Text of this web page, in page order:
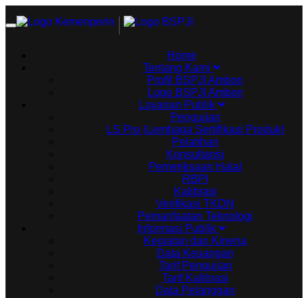
Toggle
Home
Tentang Kami
Profil BSPJI Ambon
Logo BSPJI Ambon
Layanan Publik
Pengujian
LS Pro (Lembaga Sertifikasi Produk)
Pelatihan
Konsultansi
Pemeriksaan Halal
RBPI
Kalibrasi
Verifikasi TKDN
Pemanfaatan Teknologi
Informasi Publik
Kegiatan dan Kinerja
Data Keuangan
Tarif Pengujian
Tarif Kalibrasi
Data Pelanggan